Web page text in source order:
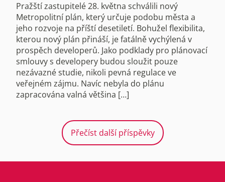
Pražští zastupitelé 28. května schválili nový
Metropolitní plán, který určuje podobu města a
jeho rozvoje na příští desetiletí. Bohužel flexibilita,
kterou nový plán přináší, je fatálně vychýlená v
prospěch developerů. Jako podklady pro plánovací
smlouvy s developery budou sloužit pouze
nezávazné studie, nikoli pevná regulace ve
veřejném zájmu. Navíc nebyla do plánu
zapracována valná většina […]
Přečíst další příspěvky